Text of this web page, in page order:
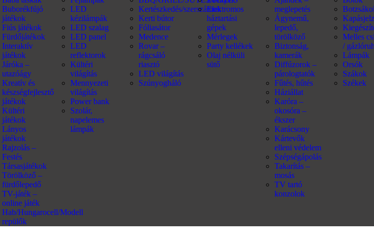
Buborékfújó
játékok
Fiús játékok
Fürdőjátékok
Interaktív
játékok
Járóka –
utazóágy
Kreatív és
készségfejlesztő
játékok
Kültéri
játékok
Lányos
játékok
Rajzolás –
Festés
Társasjátékok
Törölköző –
fürdőlepedő
TV-játék –
online játék
Hab/Hungarocell/Modell
repülők
LED
kézilámpák
LED szalag
LED panel
LED
reflektorok
Kültéri
világítás
Mennyezeti
világítás
Power bank
Szolár,
napelemes
lámpák
Kertészkedés/szerszámok
Kerti bútor
Fóliasátor
Medence
Rovar –
rágcsáló
riasztó
LED világítás
Szúnyogháló
Elektromos
háztartási
gépek
Mérlegek
Party kellékek
Olaj nélküli
sütő
meglepetés
Ágynemű,
lepedő,
törölköző
Biztonság,
kamerák
Diffúzorok –
párologtatók
Fűtés, hűtés
Háziállat
Karóra –
okosóra –
ékszer
Karácsony
Kártevők
elleni védelem
Szépségápolás
Takarítás –
mosás
TV tartó
konzolok
Melles
/
Lámpák
Orsók
Szákok
Székek